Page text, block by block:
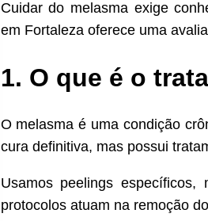
Cuidar do melasma exige
em Fortaleza oferece uma
1. O que é o
O melasma é uma condição
cura definitiva, mas possui
Usamos peelings
protocolos atuam na remoção